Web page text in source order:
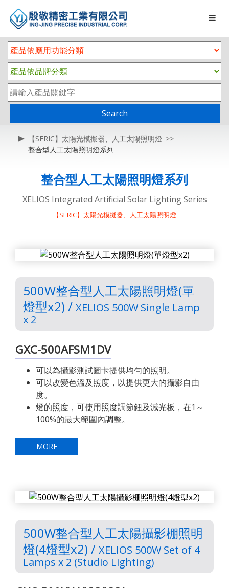
Search
【SERIC】太陽光模擬器、人工太陽照明燈
整合型人工太陽照明燈系列
整合型人工太陽照明燈系列
XELIOS Integrated Artificial Solar Lighting Series
【SERIC】太陽光模擬器、人工太陽照明燈
500W整合型人工太陽照明燈(單
燈型x2) / XELIOS 500W Single Lamp
x 2
GXC-500AFSM1DV
可以為攝影測試圖卡提供均勻的照明。
可以改變色溫及照度，以提供更大的攝影自由
度。
燈的照度，可使用照度調節鈕及減光板，在1～
100%的最大範圍內調整。
MORE
500W整合型人工太陽攝影棚照明
燈(4燈型x2) / XELIOS 500W Set of 4
Lamps x 2 (Studio Lighting)